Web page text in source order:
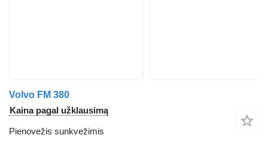
Volvo FM 380
Kaina pagal užklausimą
Pienovežis sunkvežimis